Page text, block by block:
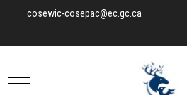
cosewic-cosepac@ec.gc.ca
Mobile Menu Toggle